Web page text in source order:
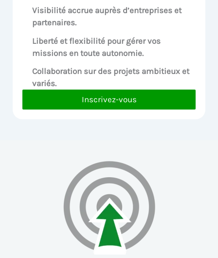
Visibilité accrue auprès d’entreprises et
partenaires.
Liberté et flexibilité pour gérer vos
missions en toute autonomie.
Collaboration sur des projets ambitieux et
variés.
Inscrivez-vous